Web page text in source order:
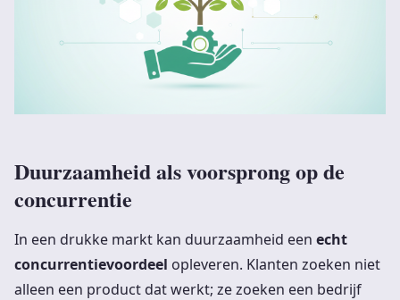
Duurzaamheid als voorsprong op de
concurrentie
In een drukke markt kan duurzaamheid een echt
concurrentievoordeel opleveren. Klanten zoeken niet
alleen een product dat werkt; ze zoeken een bedrijf